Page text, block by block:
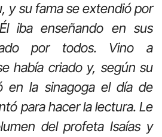
y su fama se extendió por
iba enseñando en sus
por todos. Vino a
había criado y, según su
en la sinagoga el día de
para hacer la lectura. Le
del profeta Isaías y